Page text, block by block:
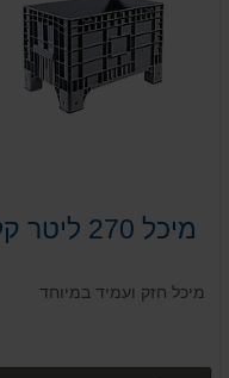
מיכל 270 ליטר קל
מיכל חזק ועמיד במיוחד